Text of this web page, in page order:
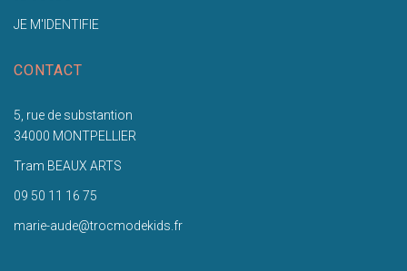
JE M'IDENTIFIE
CONTACT
5, rue de substantion
34000 MONTPELLIER
Tram BEAUX ARTS
09 50 11 16 75
marie-aude@trocmodekids.fr